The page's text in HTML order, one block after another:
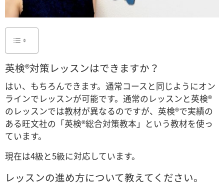
英検®対策レッスンはできますか？
はい、もちろんできます。通常コースと同じようにオン
ラインでレッスンが可能です。通常のレッスンと英検®
のレッスンでは教材が異なるのですが、英検®で実績の
ある旺文社の「英検®総合対策教本」という教材を使っ
ています。
現在は4級と5級に対応しています。
レッスンの進め方について教えてください。